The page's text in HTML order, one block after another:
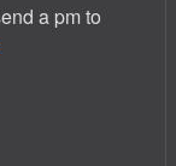
a pm to